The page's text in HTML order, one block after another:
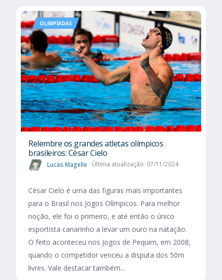
OLIMPÍADAS
Relembre os grandes atletas olímpicos
brasileiros: César Cielo
Lucas Magelle Última atualização: 07/11/2024
César Cielo é uma das figuras mais importantes
para o Brasil nos Jogos Olímpicos. Para melhor
noção, ele foi o primeiro, e até então o único
esportista canarinho a levar um ouro na natação.
O feito aconteceu nos Jogos de Pequim, em 2008,
quando o competidor venceu a disputa dos 50m
livres. Vale destacar também...